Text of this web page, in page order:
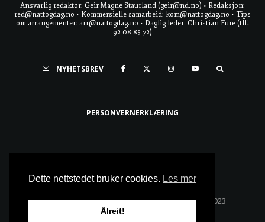
Ansvarlig redaktør: Geir Magne Staurland (geir@nd.no) • Redaksjon:
red@nattogdag.no • Kommersielle samarbeid: kom@nattogdag.no • Tips
om arrangementer: arr@nattogdag.no • Daglig leder: Christian Fure (tlf.
92 08 85 72)
NYHETSBREV
PERSONVERNERKLÆRING
Alle rettigheter reservert • Copyright © Natt & Dag 2023
Dette nettstedet bruker cookies. Les mer
Ålreit!